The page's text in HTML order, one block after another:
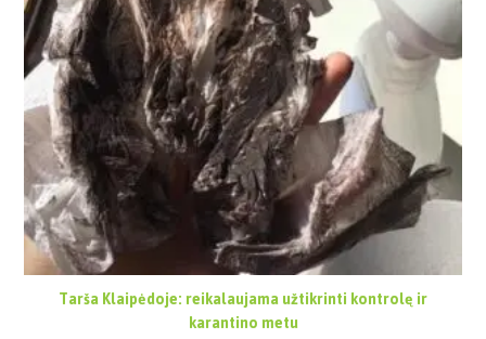
Tarša Klaipėdoje: reikalaujama užtikrinti kontrolę ir
karantino metu